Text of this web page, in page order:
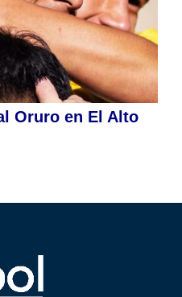
Oruro en El Alto